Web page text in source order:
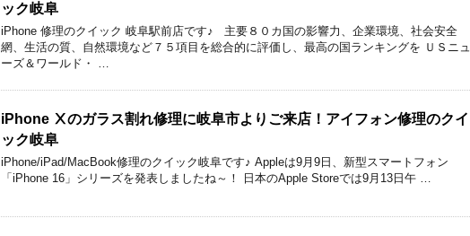
ック岐阜
iPhone 修理のクイック 岐阜駅前店です♪ 主要８０カ国の影響力、企業環境、社会安全
網、生活の質、自然環境など７５項目を総合的に評価し、最高の国ランキングを ＵＳニュ
ーズ＆ワールド・ …
iPhone Ⅹのガラス割れ修理に岐阜市よりご来店！アイフォン修理のクイ
ック岐阜
iPhone/iPad/MacBook修理のクイック岐阜です♪ Appleは9月9日、新型スマートフォン
「iPhone 16」シリーズを発表しましたね～！ 日本のApple Storeでは9月13日午 …